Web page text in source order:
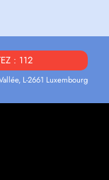
: 112
L-2661 Luxembourg